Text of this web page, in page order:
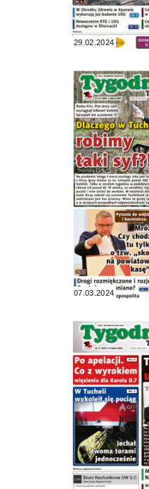
29.02.2024
07.03.2024